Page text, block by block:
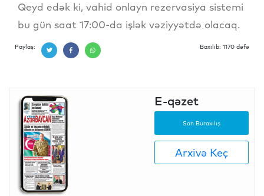
Qeyd edək ki, vahid onlayn rezervasiya sistemi
bu gün saat 17:00-da işlək vəziyyətdə olacaq.
Paylaş: Baxılıb: 1170 dəfə
E-qəzet
Son Buraxılış
Arxivə Keç